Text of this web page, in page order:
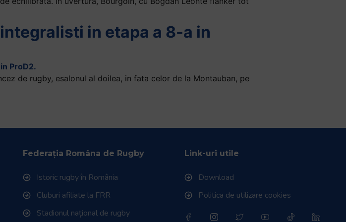
in etapa a 8-a in
de rugby, esalonul al doilea, in fata celor de la Montauban, pe
Federația Româna de Rugby
Istoric rugby în România
Cluburi afiliate la FRR
Stadionul național de rugby
Link-uri utile
Download
Politica de utilizare cookies